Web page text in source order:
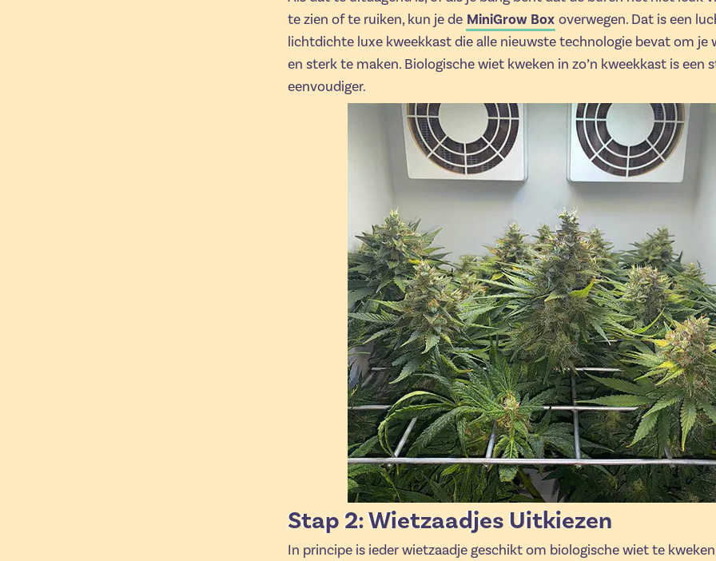
te zien of te ruiken, kun je de MiniGrow Box overwegen. Dat is een
lichtdichte luxe kweekkast die alle nieuwste technologie bevat om
en sterk te maken. Biologische wiet kweken in zo’n kweekkast is een
eenvoudiger.
Stap 2: Wietzaadjes Uitkiezen
In principe is ieder wietzaadje geschikt om biologische wiet te